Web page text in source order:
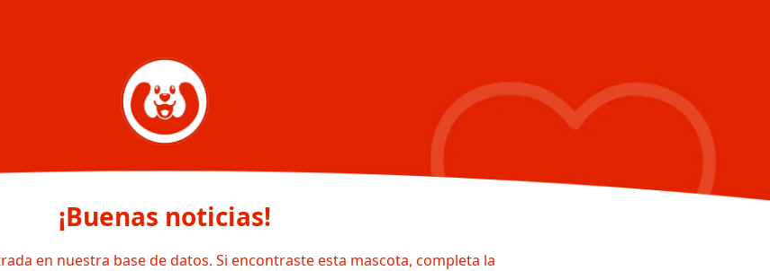
¡Buenas noticias!
en nuestra base de datos. Si encontraste esta mascota, completa la